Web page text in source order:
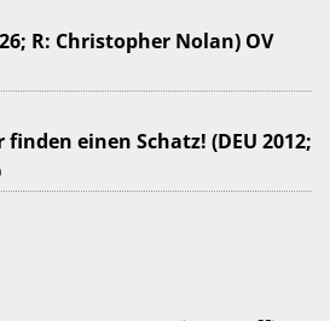
R: Christopher Nolan) OV
einen Schatz! (DEU 2012;